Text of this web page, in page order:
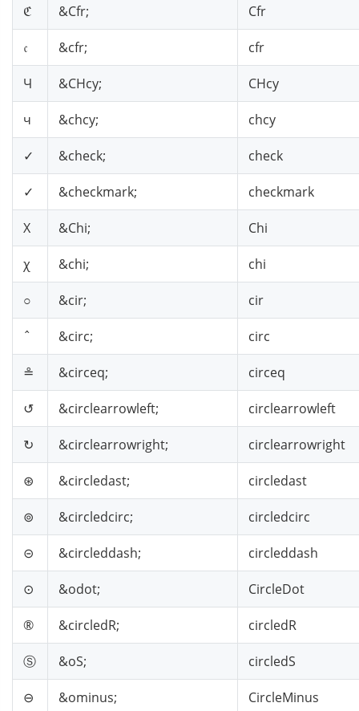
ℭ &Cfr; Cfr
𝔠 &cfr; cfr
Ч &CHcy; CHcy
ч &chcy; chcy
✓ &check; check
✓ &checkmark; checkmark
Χ &Chi; Chi
χ &chi; chi
○ &cir; cir
ˆ &circ; circ
≗ &circeq; circeq
↺ &circlearrowleft; circlearrowleft
↻ &circlearrowright; circlearrowright
⊛ &circledast; circledast
⊚ &circledcirc; circledcirc
⊝ &circleddash; circleddash
⊙ &odot; CircleDot
® &circledR; circledR
Ⓢ &oS; circledS
⊖ &ominus; CircleMinus